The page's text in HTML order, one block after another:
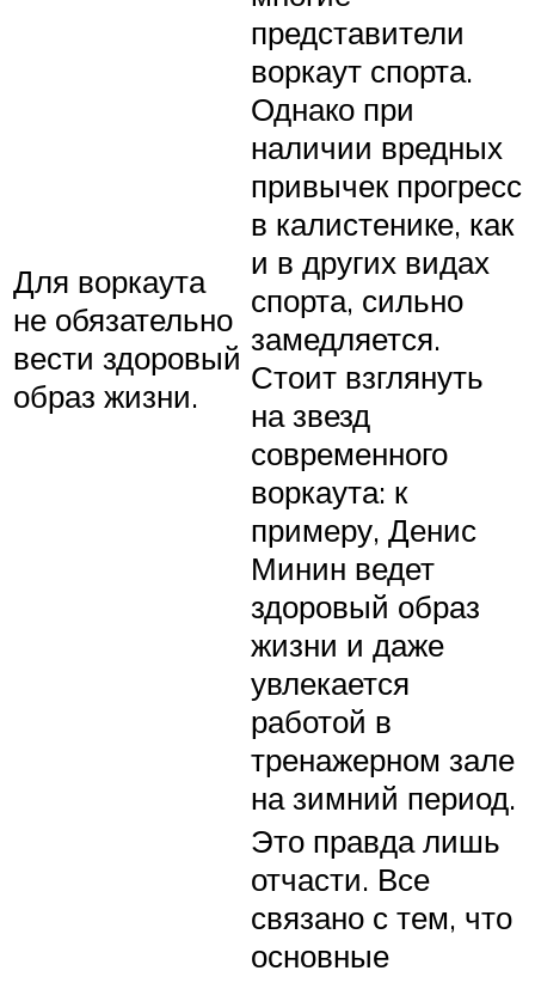
Для воркаута
не обязательно
вести здоровый
образ жизни.
представители
воркаут спорта.
Однако при
наличии вредных
привычек прогресс
в калистенике, как
и в других видах
спорта, сильно
замедляется.
Стоит взглянуть
на звезд
современного
воркаута: к
примеру, Денис
Минин ведет
здоровый образ
жизни и даже
увлекается
работой в
тренажерном зале
на зимний период.
Это правда лишь
отчасти. Все
связано с тем, что
основные